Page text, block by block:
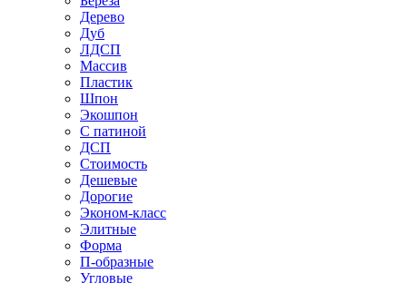
Дерево
Дуб
ЛДСП
Массив
Пластик
Шпон
Экошпон
С патиной
ДСП
Стоимость
Дешевые
Дорогие
Эконом-класс
Элитные
Форма
П-образные
Угловые